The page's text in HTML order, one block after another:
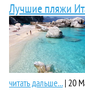
Лучшие пляжи
читать дальше... | 20